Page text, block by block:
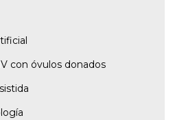
con óvulos donados